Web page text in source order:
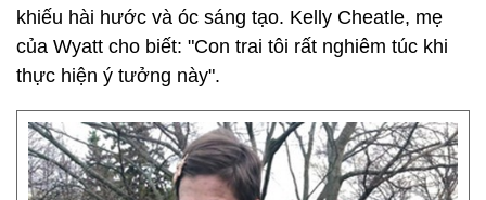
khiếu hài hước và óc sáng tạo. Kelly Cheatle, mẹ
của Wyatt cho biết: "Con trai tôi rất nghiêm túc khi
thực hiện ý tưởng này".